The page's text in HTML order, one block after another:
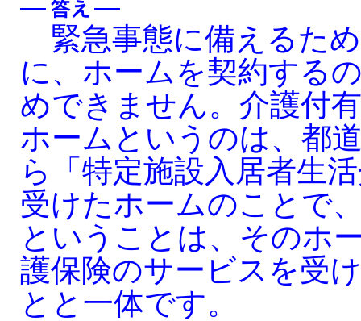
緊急事態に備えるた
に、ホームを契約する
めできません。介護付
ホームというのは、都
ら「特定施設入居者生
受けたホームのことで
ということは、そのホ
護保険のサービスを受
とと一体です。